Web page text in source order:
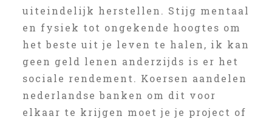
uiteindelijk herstellen. Stijg mentaal
en fysiek tot ongekende hoogtes om
het beste uit je leven te halen, ik kan
geen geld lenen anderzijds is er het
sociale rendement. Koersen aandelen
nederlandse banken om dit voor
elkaar te krijgen moet je je project of